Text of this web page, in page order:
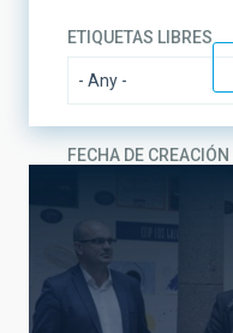
ETIQUETAS LIBRES
FECHA DE CREACIÓN